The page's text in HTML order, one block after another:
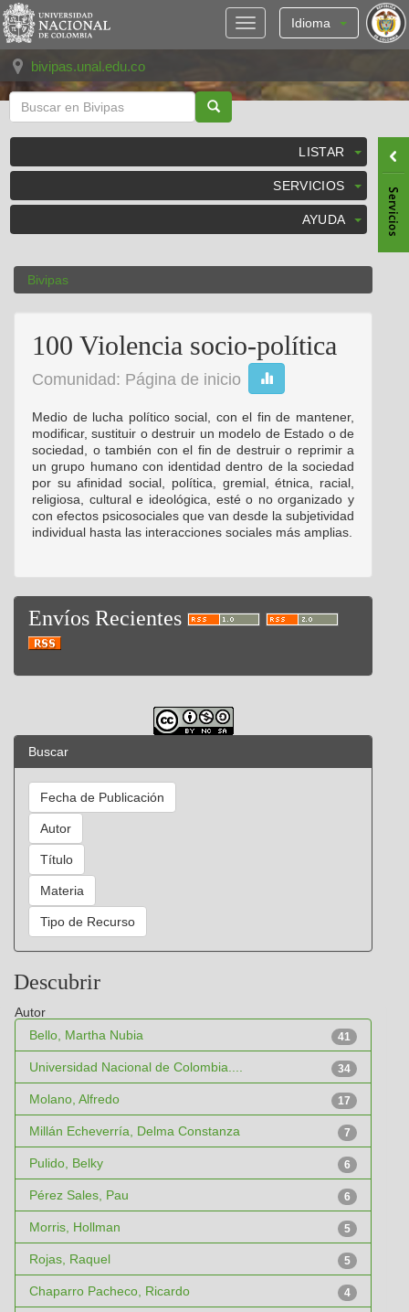
Skip
navigation
Idioma
bivipas.unal.edu.co
LISTAR
SERVICIOS
AYUDA
Bivipas
100 Violencia socio-política
Comunidad: Página de inicio
Medio de lucha político social, con el fin de mantener,
modificar, sustituir o destruir un modelo de Estado o de
sociedad, o también con el fin de destruir o reprimir a
un grupo humano con identidad dentro de la sociedad
por su afinidad social, política, gremial, étnica, racial,
religiosa, cultural e ideológica, esté o no organizado y
con efectos psicosociales que van desde la subjetividad
individual hasta las interacciones sociales más amplias.
Envíos Recientes
Buscar
Descubrir
Autor
41
Bello, Martha Nubia
34
Universidad Nacional de Colombia....
17
Molano, Alfredo
7
Millán Echeverría, Delma Constanza
6
Pulido, Belky
6
Pérez Sales, Pau
5
Morris, Hollman
5
Rojas, Raquel
4
Chaparro Pacheco, Ricardo